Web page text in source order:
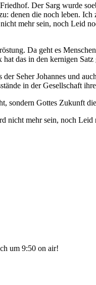
Der Sarg wurde
denen die noch leben.
mehr sein, noch Leid
Da geht es
das in den kernigen
Seher Johannes und
in der Gesellschaft
sondern Gottes Zukunft
nicht mehr sein, noch Leid